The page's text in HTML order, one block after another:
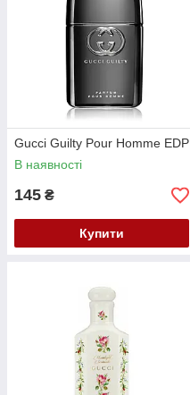
Gucci Guilty Pour Homme EDP
В наявності
145 ₴
Купити